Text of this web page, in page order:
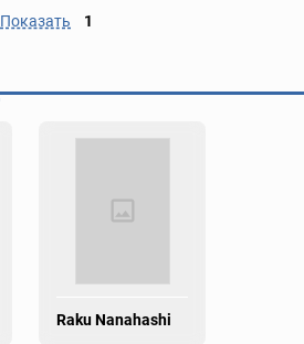
Показать 1
Raku Nanahashi